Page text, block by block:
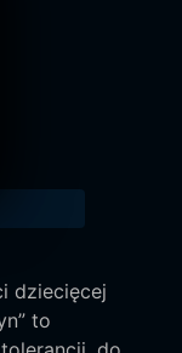
dziecięcej
to